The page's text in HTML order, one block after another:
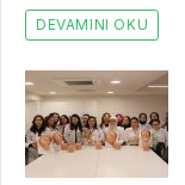
DEVAMINI OKU